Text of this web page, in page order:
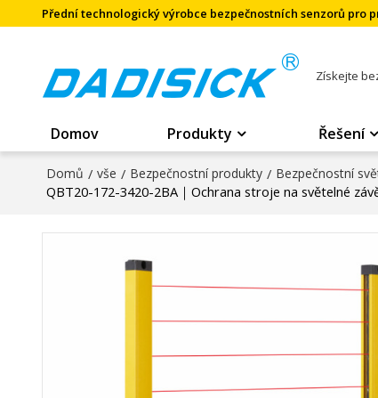
Přední technologický výrobce bezpečnostních senzorů pro
Získejte
Domov Produkty Řešení
Domů / vše / Bezpečnostní produkty / Bezpečnostní
QBT20-172-3420-2BA｜Ochrana stroje na světelné